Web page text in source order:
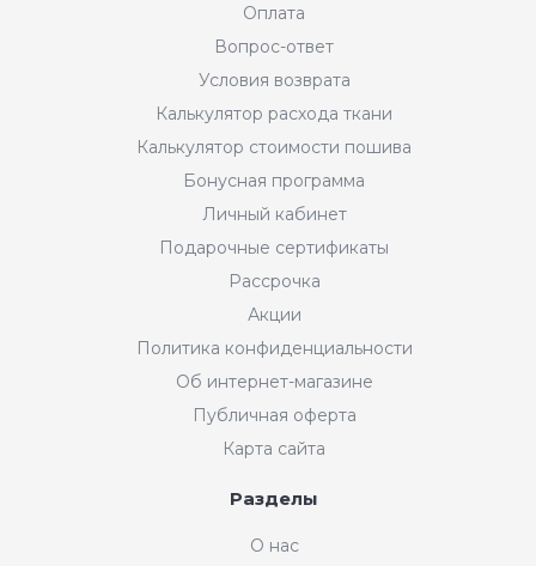
Оплата
Вопрос-ответ
Условия возврата
Калькулятор расхода ткани
Калькулятор стоимости пошива
Бонусная программа
Личный кабинет
Подарочные сертификаты
Рассрочка
Акции
Политика конфиденциальности
Об интернет-магазине
Публичная оферта
Карта сайта
Разделы
О нас